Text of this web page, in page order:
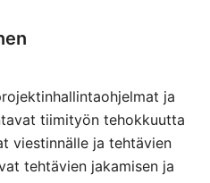
ja
tiimityön tehokkuutta
viestinnälle ja tehtävien
tehtävien jakamisen ja